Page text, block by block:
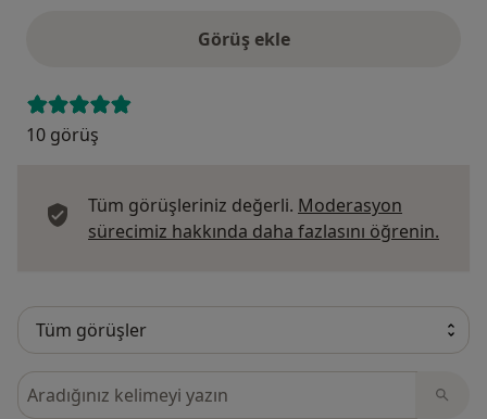
Görüş ekle
10 görüş
Tüm görüşleriniz değerli. Moderasyon
sürecimiz hakkında daha fazlasını öğrenin.
Görüşler içerisinde ara